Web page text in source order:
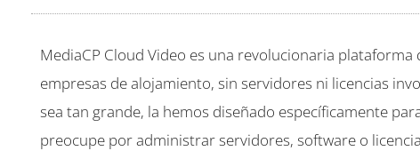
MediaCP Cloud Video es una revolucionaria
empresas de alojamiento, sin servidores ni licencias
sea tan grande, la hemos diseñado específicamente
preocupe por administrar servidores, software o